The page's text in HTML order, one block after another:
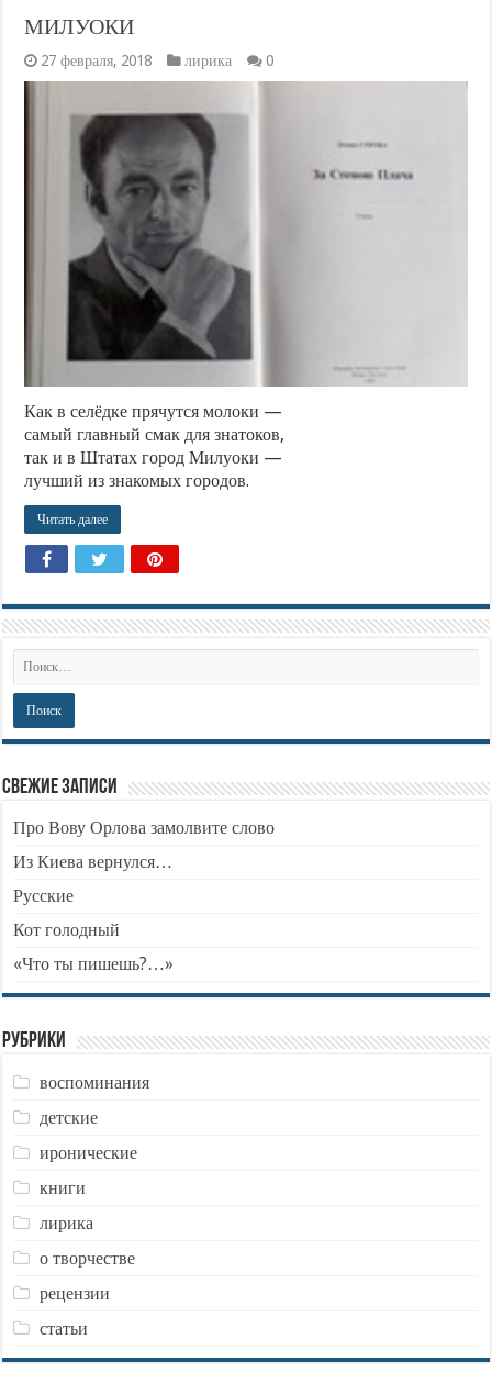
МИЛУОКИ
27 февраля, 2018 лирика 0
Как в селёдке прячутся молоки —
самый главный смак для знатоков,
так и в Штатах город Милуоки —
лучший из знакомых городов.
Читать далее
Свежие записи
Про Вову Орлова замолвите слово
Из Киева вернулся…
Русские
Кот голодный
«Что ты пишешь?…»
Рубрики
воспоминания
детские
иронические
книги
лирика
о творчестве
рецензии
статьи